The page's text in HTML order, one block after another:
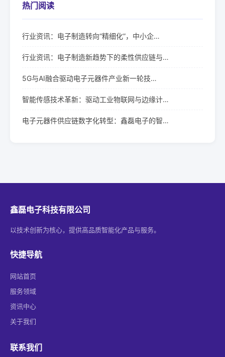
热门阅读
行业资讯：电子制造转向“精细化”，中小企…
行业资讯：电子制造新趋势下的柔性供应链与…
5G与AI融合驱动电子元器件产业新一轮技…
智能传感技术革新：驱动工业物联网与边缘计…
电子元器件供应链数字化转型：鑫磊电子的智…
鑫磊电子科技有限公司
以技术创新为核心，提供高品质智能化产品与服务。
快捷导航
网站首页
服务领域
资讯中心
关于我们
联系我们